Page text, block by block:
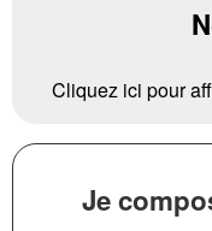
Cliquez ici pour
Je